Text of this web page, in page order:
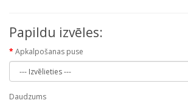
Papildu izvēles:
Apkalpošanas puse
Daudzums